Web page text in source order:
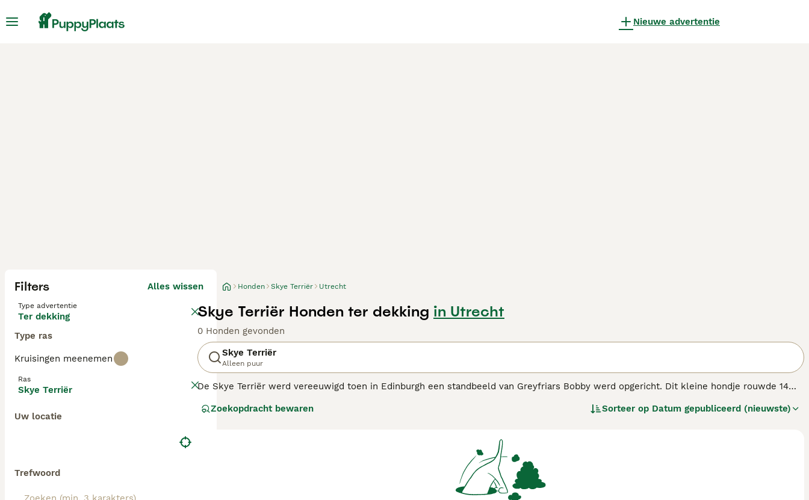
Nieuwe advertentie
Filters Alles wissen
Type advertentie
Ter dekking
Type ras
Kruisingen meenemen
Ras
Skye Terriër
Uw locatie
Trefwoord
Honden Skye Terriër Utrecht
Skye Terriër Honden ter dekking in Utrecht
0 Honden gevonden
Skye Terriër
Alleen puur
De Skye Terriër werd vereeuwigd toen in Edinburgh een standbeeld van Greyfriars Bobby werd opgericht. Dit kleine hondje rouwde 14
zijn. Helaas is hun aantal de laatste tijd afgenomen, waardoor ze op de lijst van bedreigde inheemse rassen zijn geplaatst.
Zoekopdracht bewaren Sorteer op Datum gepubliceerd (nieuwste)